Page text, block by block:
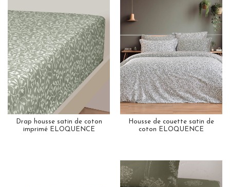
Drap housse satin de coton
imprimé ELOQUENCE
Housse de couette satin de
coton ELOQUENCE